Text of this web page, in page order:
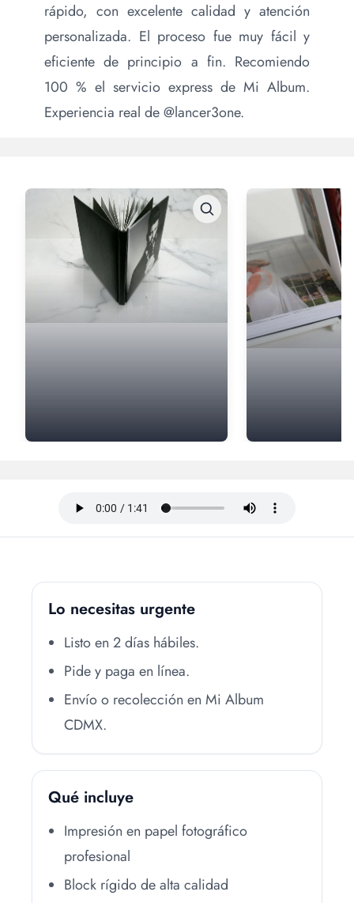
rápido, con excelente calidad y atención
personalizada. El proceso fue muy fácil y
eficiente de principio a fin. Recomiendo
100 % el servicio express de Mi Album.
Experiencia real de @lancer3one.
Lo necesitas urgente
Listo en 2 días hábiles.
Pide y paga en línea.
Envío o recolección en Mi Album
CDMX.
Qué incluye
Impresión en papel fotográfico
profesional
Block rígido de alta calidad